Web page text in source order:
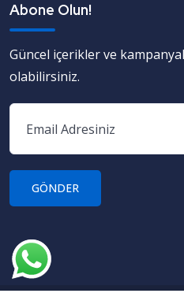
Abone Olun!
Güncel içerikler ve
olabilirsiniz.